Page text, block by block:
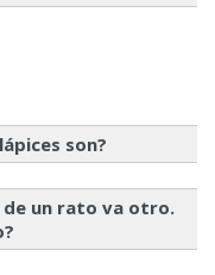
son?
de un rato va otro.